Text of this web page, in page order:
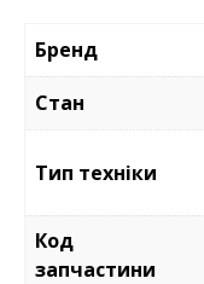
Бренд
Стан
Тип техніки
Код
запчастини